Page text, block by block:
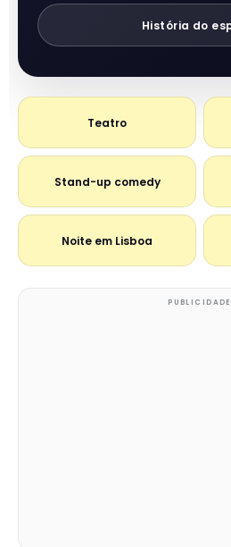
História do
Teatro
Stand-up comedy
Noite em Lisboa
PUBLICIDADE